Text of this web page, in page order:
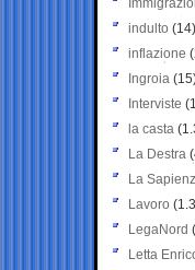
indulto (14)
inflazione
Ingroia
Interviste
la casta
La Destra
La
Lavoro
LegaNord
Letta